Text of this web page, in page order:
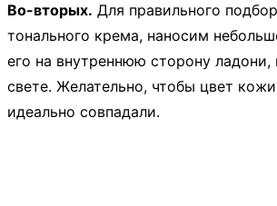
Во-вторых. Для правильного
тонального крема, наносим
его на внутреннюю сторону ладони,
свете. Желательно, чтобы цвет
идеально совпадали.